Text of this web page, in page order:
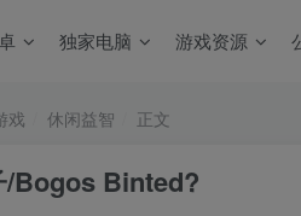
独家电脑 游戏资源
戏 休闲益智 正文
/Bogos Binted?